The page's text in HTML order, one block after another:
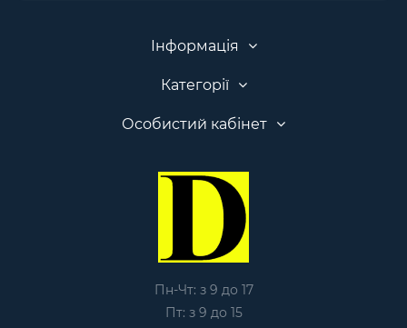
Інформація
Категорії
Особистий кабінет
Пн-Чт: з 9 до 17
Пт: з 9 до 15